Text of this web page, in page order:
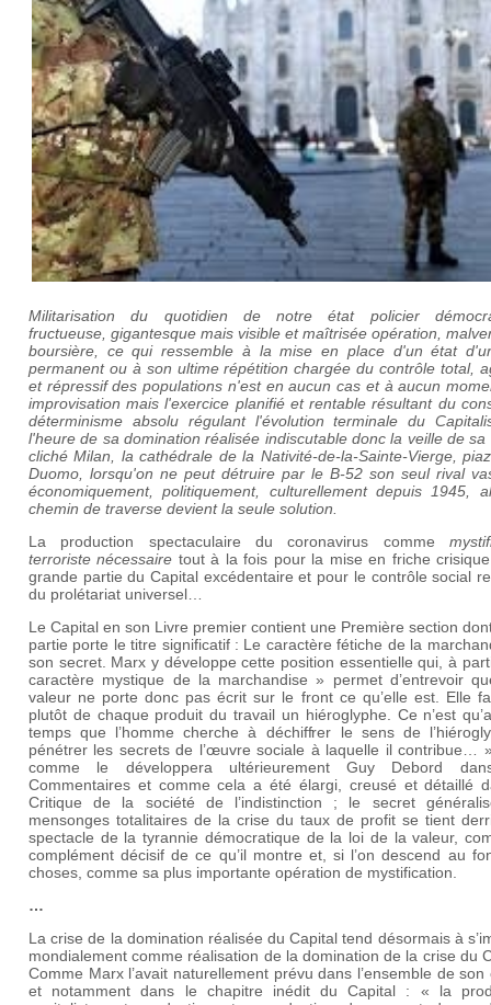
Militarisation du quotidien de notre état policier
fructueuse, gigantesque mais visible et maîtrisée opération,
boursière, ce qui ressemble à la mise en place d'un état
permanent ou à son ultime répétition chargée du contrôle total,
et répressif des populations n'est en aucun cas et à aucun
improvisation mais l'exercice planifié et rentable résultant du
déterminisme absolu régulant l'évolution terminale du
l'heure de sa domination réalisée indiscutable donc la veille de sa
cliché Milan, la cathédrale de la Nativité-de-la-Sainte-Vierge,
Duomo, lorsqu'on ne peut détruire par le B-52 son seul rival
économiquement, politiquement, culturellement depuis 1945,
chemin de traverse devient la seule solution.
La production spectaculaire du coronavirus comme
terroriste nécessaire tout à la fois pour la mise en friche crisique
grande partie du Capital excédentaire et pour le contrôle social
du prolétariat universel…
Le Capital en son Livre premier contient une Première section
partie porte le titre significatif : Le caractère fétiche de la
son secret. Marx y développe cette position essentielle qui, à
caractère mystique de la marchandise » permet d’entrevoir
valeur ne porte donc pas écrit sur le front ce qu’elle est. Elle
plutôt de chaque produit du travail un hiéroglyphe. Ce n’est
temps que l’homme cherche à déchiffrer le sens de
pénétrer les secrets de l’œuvre sociale à laquelle il contribue…
comme le développera ultérieurement Guy Debord
Commentaires et comme cela a été élargi, creusé et détaillé
Critique de la société de l’indistinction ; le secret
mensonges totalitaires de la crise du taux de profit se tient
spectacle de la tyrannie démocratique de la loi de la valeur,
complément décisif de ce qu’il montre et, si l’on descend au
choses, comme sa plus importante opération de mystification.
…
La crise de la domination réalisée du Capital tend désormais à
mondialement comme réalisation de la domination de la crise du
Comme Marx l’avait naturellement prévu dans l’ensemble de
et notamment dans le chapitre inédit du Capital : « la